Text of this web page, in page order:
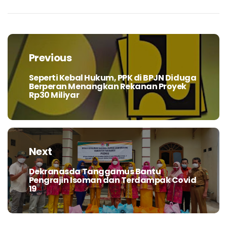
Navigasi
posPrevious
Previous
post:
Seperti Kebal Hukum, PPK di BPJN Diduga
Berperan Menangkan Rekanan Proyek
Rp30 Miliyar
Next
Next
post:
Dekranasda Tanggamus Bantu
Pengrajin Isoman dan Terdampak Covid
19